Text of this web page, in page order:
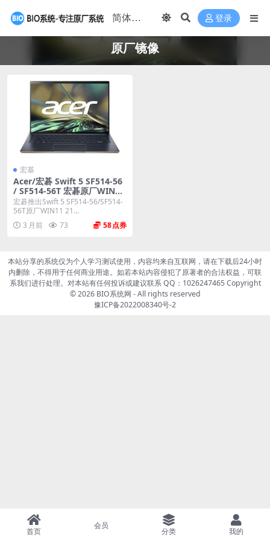
登录
原厂镜像
宏基
Acer/宏碁 Swift 5 SF514-56
/ SF514-56T 宏碁原厂WIN11
21H2家庭版镜像下载 工厂版
带一键恢复
宏碁推出Swift 5 SF514-56/SF514-
56T原厂WIN11 21...
3 月前
73 58
本站分享的系统仅为个人学习测试使用，内容均来自互联网，请在下载后24小时
内删除，不得用于任何商业用途。如若本站内容侵犯了原著者的合法权益，可联
系我们进行处理。对本站有任何投诉或建议联系 QQ：1026247465 Copyright
© 2026 BIO系统网 - All rights reserved
豫ICP备2022008340号-2
首页
会员
分类 我的